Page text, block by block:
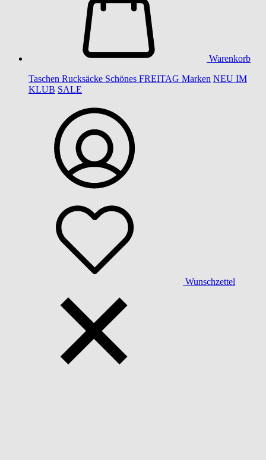
Warenkorb
Taschen Rucksäcke Schönes FREITAG Marken NEU IM
KLUB SALE
Wunschzettel